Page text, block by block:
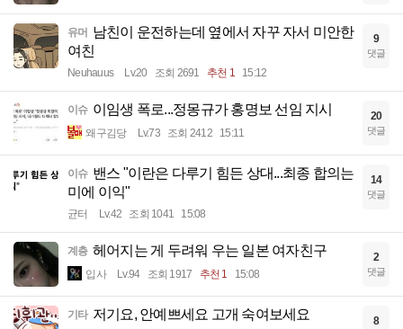
유머 남친이 운전하는데 옆에서 자꾸 자서 미안한
여친
Neuhauus Lv.20 조회 2691 추천 1 15:12
9
댓글
이슈 이임생 폭로...정몽규가 홍명보 선임 지시
왜구김당 Lv.73 조회 2412 15:11
20
댓글
이슈 밴스 "이란은 다루기 힘든 상대...최종 합의는
미에 이익"
균터 Lv.42 조회 1041 15:08
14
댓글
계층 헤어지는 게 두려워 우는 일본 여자친구
입사 Lv.94 조회 1917 추천 1 15:08
2
댓글
기타 저기요, 안예쁘세요 고개 숙여보세요 8